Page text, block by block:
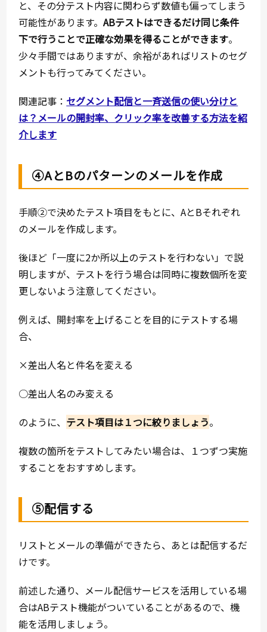
と、その分テスト内容に関わらず数値も偏ってしまう
可能性があります。ABテストはできるだけ同じ条件
下で行うことで正確な効果を得ることができます。
少々手間ではありますが、余裕があればリストのセグ
メントも行ってみてください。
関連記事： セグメント配信と一斉送信の使い分けと
は？メールの開封率、クリック率を改善する方法を紹
介します
④AとBのパターンのメールを作成
手順②で決めたテスト項目をもとに、AとBそれぞれ
のメールを作成します。
後ほど「一度に2か所以上のテストを行わない」で説
明しますが、テストを行う場合は同時に複数個所を変
更しないよう注意してください。
例えば、開封率を上げることを目的にテストする場
合、
×差出人名と件名を変える
○差出人名のみ変える
のように、 テスト項目は１つに絞りましょう。
複数の箇所をテストしてみたい場合は、１つずつ実施
することをおすすめします。
⑤配信する
リストとメールの準備ができたら、あとは配信するだ
けです。
前述した通り、メール配信サービスを活用している場
合はABテスト機能がついていることがあるので、機
能を活用しましょう。